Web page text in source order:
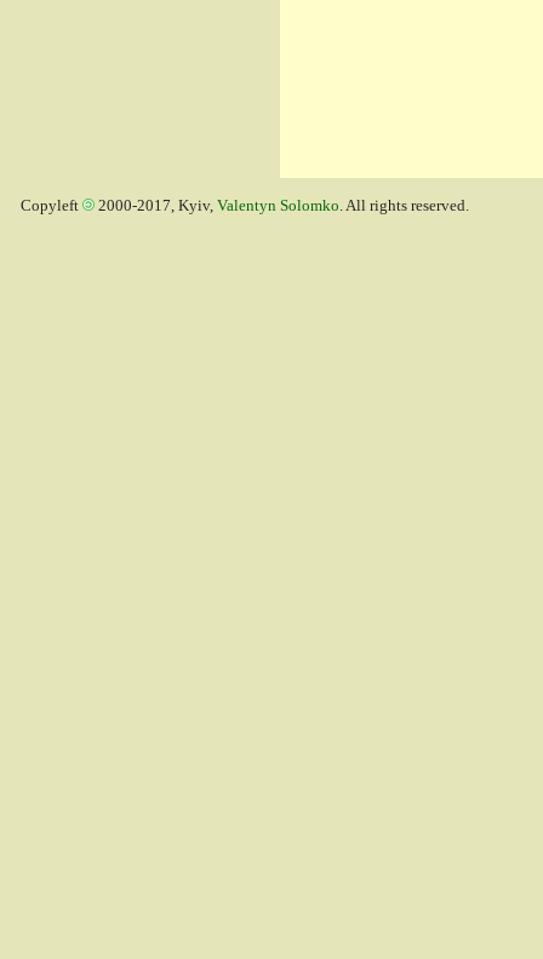
Copyleft 2000-2017, Kyiv, Valentyn Solomko. All rights reserved.